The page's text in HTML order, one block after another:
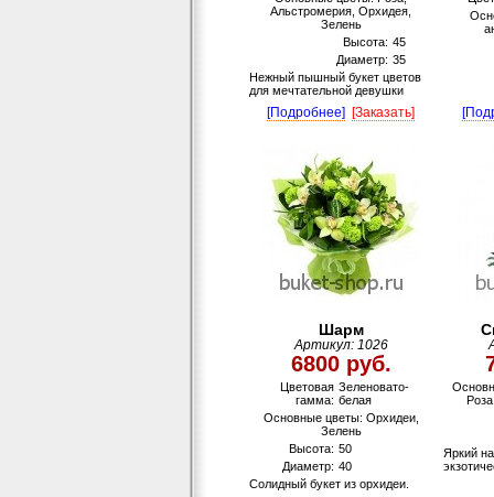
Альстромерия, Орхидея,
Зелень
Высота: 45
Диаметр: 35
Нежный пышный букет цветов
для мечтательной девушки
[Подробнее] [Заказать]
Шарм
Артикул: 1026
6800 руб.
Цветовая
гамма:
Зеленовато-
белая
Основные цветы: Орхидеи,
Зелень
Высота: 50
Диаметр: 40
Солидный букет из орхидеи.
Яркий